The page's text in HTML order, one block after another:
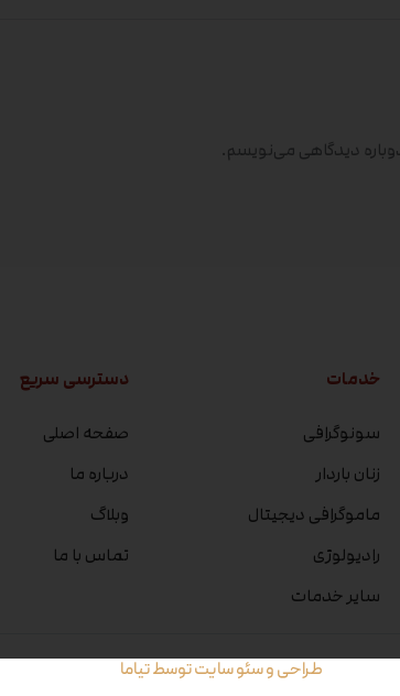
دیدگاهی می‌نویسم.
خدمات
سونوگرافی
زنان باردار
ماموگرافی دیجیتال
رادیولوژی
سایر خدمات
دسترسی سریع
صفحه اصلی
درباره ما
وبلاگ
تماس با ما
طراحی و سئو سایت توسط تیاما